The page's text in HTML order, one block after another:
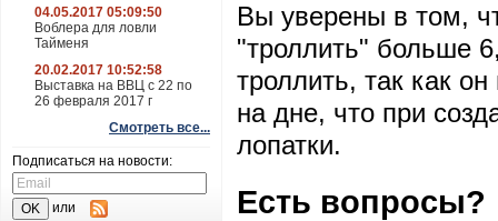
04.05.2017 05:09:50
Воблера для ловли
Тайменя
20.02.2017 10:52:58
Выставка на ВВЦ с 22 по
26 февраля 2017 г
Смотреть все...
Подписаться на новости:
или
Вы уверены в том,
"троллить" больше
троллить, так как
на дне, что при
лопатки.
Есть вопросы?